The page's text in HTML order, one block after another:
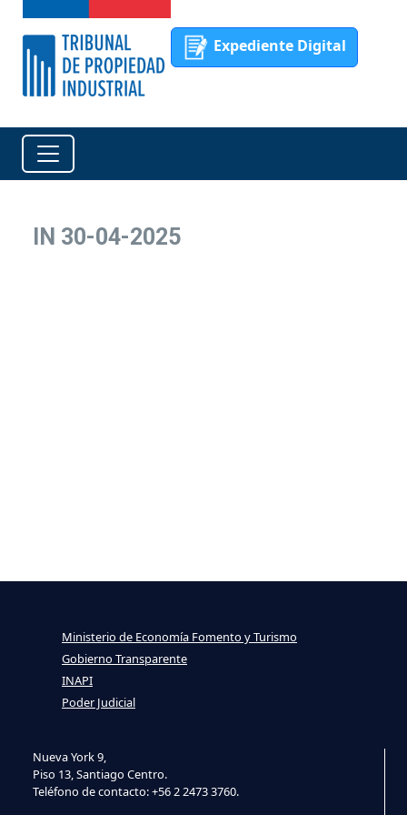
Expediente Digital
IN 30-04-2025
Nueva York 9,
Piso 13, Santiago Centro.
Teléfono de contacto: +56 2 2473 3760.
Ministerio de Economía Fomento y Turismo
Gobierno Transparente
INAPI
Poder Judicial